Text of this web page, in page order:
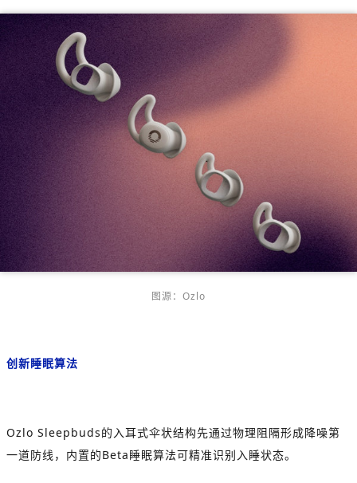
图源：Ozlo
创新睡眠算法
Ozlo Sleepbuds的入耳式伞状结构先通过物理阻隔形成降噪第
一道防线，内置的Beta睡眠算法可精准识别入睡状态。